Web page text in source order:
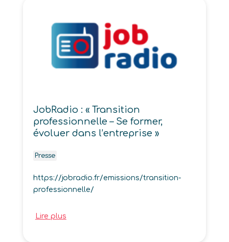
JobRadio : « Transition
professionnelle – Se former,
évoluer dans l’entreprise »
Presse
https://jobradio.fr/emissions/transition-
professionnelle/
Lire plus